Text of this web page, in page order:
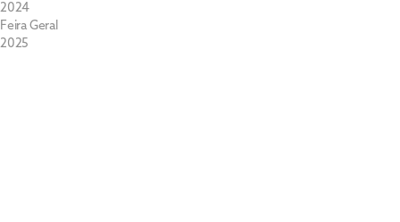
2024
Feira Geral
2025